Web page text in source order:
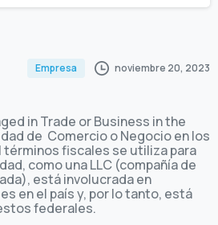
Empresa noviembre 20, 2023
in Trade or Business in the
de Comercio o Negocio en los
términos fiscales se utiliza para
como una LLC (compañía de
está involucrada en
en el país y, por lo tanto, está
federales.